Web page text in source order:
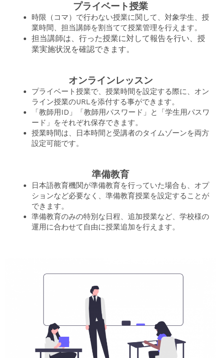
プライベート授業
時限（コマ）で行わない授業に関して、対象学生、授
業時間、担当講師を割当てて授業管理を行えます。
担当講師は、行った授業に対して報告を行い、授
業実施状況を確認できます。
オンラインレッスン
プライベート授業で、授業時間を設定する際に、オン
ライン授業のURLを添付する事ができます。
「教師用ID」「教師用パスワード」と「学生用パスワ
ード」をそれぞれ保存できます。
授業時間は、日本時間と受講者のタイムゾーンを両方
設定可能です。
準備教育
日本語教育機関が準備教育を行っていた場合も、オプ
ションなど必要なく、準備教育授業を設定することが
できます。
準備教育のみの特別な日程、追加授業など、学校様の
運用に合わせて自由に授業追加を行えます。